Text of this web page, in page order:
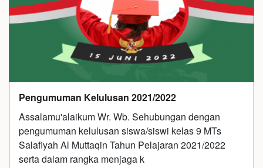
Pengumuman Kelulusan 2021/2022
Assalamu'alaikum Wr. Wb. Sehubungan dengan
pengumuman kelulusan siswa/siswi kelas 9 MTs
Salafiyah Al Muttaqin Tahun Pelajaran 2021/2022
serta dalam rangka menjaga k